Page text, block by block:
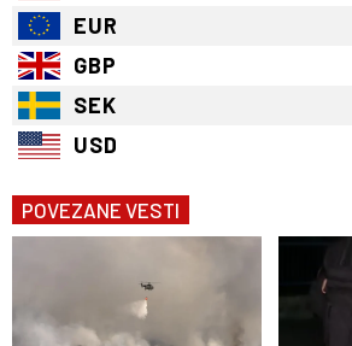
EUR
GBP
SEK
USD
POVEZANE VESTI